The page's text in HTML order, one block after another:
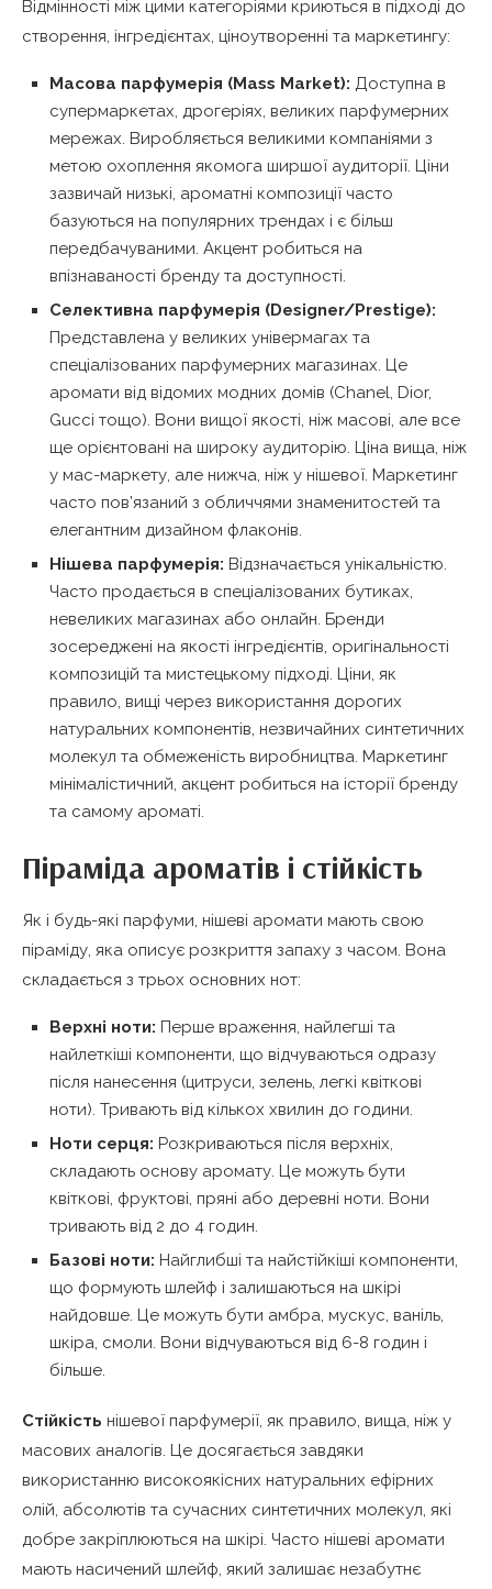
Відмінності між цими категоріями криються в підході до
створення, інгредієнтах, ціноутворенні та маркетингу:
Масова парфумерія (Mass Market): Доступна в
супермаркетах, дрогеріях, великих парфумерних
мережах. Виробляється великими компаніями з
метою охоплення якомога ширшої аудиторії. Ціни
зазвичай низькі, ароматні композиції часто
базуються на популярних трендах і є більш
передбачуваними. Акцент робиться на
впізнаваності бренду та доступності.
Селективна парфумерія (Designer/Prestige):
Представлена у великих універмагах та
спеціалізованих парфумерних магазинах. Це
аромати від відомих модних домів (Chanel, Dior,
Gucci тощо). Вони вищої якості, ніж масові, але все
ще орієнтовані на широку аудиторію. Ціна вища, ніж
у мас-маркету, але нижча, ніж у нішевої. Маркетинг
часто пов’язаний з обличчями знаменитостей та
елегантним дизайном флаконів.
Нішева парфумерія: Відзначається унікальністю.
Часто продається в спеціалізованих бутиках,
невеликих магазинах або онлайн. Бренди
зосереджені на якості інгредієнтів, оригінальності
композицій та мистецькому підході. Ціни, як
правило, вищі через використання дорогих
натуральних компонентів, незвичайних синтетичних
молекул та обмеженість виробництва. Маркетинг
мінімалістичний, акцент робиться на історії бренду
та самому ароматі.
Піраміда ароматів і стійкість
Як і будь-які парфуми, нішеві аромати мають свою
піраміду, яка описує розкриття запаху з часом. Вона
складається з трьох основних нот:
Верхні ноти: Перше враження, найлегші та
найлеткіші компоненти, що відчуваються одразу
після нанесення (цитруси, зелень, легкі квіткові
ноти). Тривають від кількох хвилин до години.
Ноти серця: Розкриваються після верхніх,
складають основу аромату. Це можуть бути
квіткові, фруктові, пряні або деревні ноти. Вони
тривають від 2 до 4 годин.
Базові ноти: Найглибші та найстійкіші компоненти,
що формують шлейф і залишаються на шкірі
найдовше. Це можуть бути амбра, мускус, ваніль,
шкіра, смоли. Вони відчуваються від 6-8 годин і
більше.
Стійкість нішевої парфумерії, як правило, вища, ніж у
масових аналогів. Це досягається завдяки
використанню високоякісних натуральних ефірних
олій, абсолютів та сучасних синтетичних молекул, які
добре закріплюються на шкірі. Часто нішеві аромати
мають насичений шлейф, який залишає незабутнє